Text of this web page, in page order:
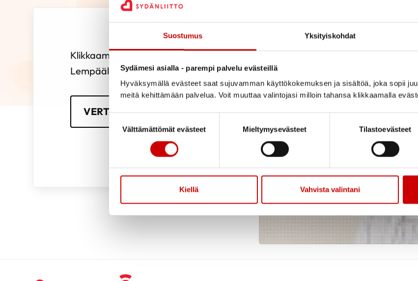
Suostumus Yksityiskohdat
Sydämesi asialla - parempi palvelu evästeillä
Hyväksymällä evästeet saat sujuvamman käyttökokemuksen ja sisältöä, joka sopii
meitä kehittämään palvelua. Voit muuttaa valintojasi milloin tahansa klikkaamalla
Suostumuksen valinta
Välttämättömät evästeet
Mieltymysevästeet Tilastoevästeet
Kiellä Vahvista valintani
Klikkaamalla alla olevaa vertaistukihaku nappia voit etsiä
Lempäälän seudulla toimivat vertaistukihenkilöt.
VERTAISTUKIHAKU